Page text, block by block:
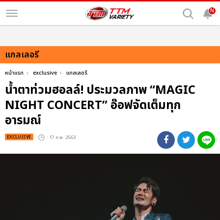
N
แกลเลอรี
หน้าแรก exclusive แกลเลอรี
น้ำตาท่วมฮอลล์! ประมวลภาพ “MAGIC
NIGHT CONCERT” อ๊อฟจัดเต็มทุก
อารมณ์
EXCLUSIVE : 17 ก.พ. 2563